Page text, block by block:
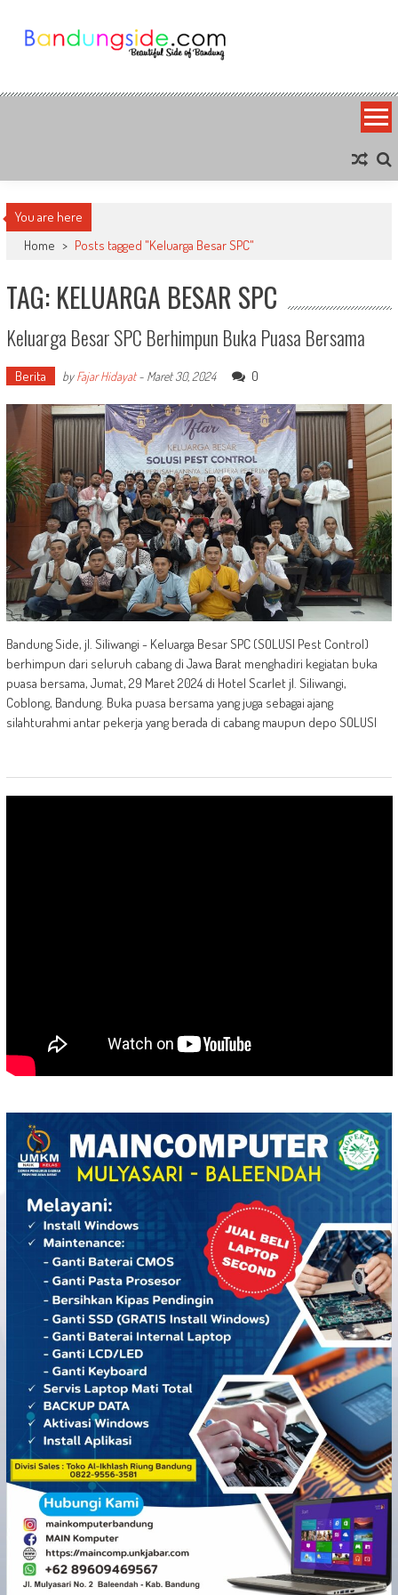
content
Bandung Side
You are here
Home > Posts tagged "Keluarga Besar SPC"
TAG: KELUARGA BESAR SPC
Keluarga Besar SPC Berhimpun Buka Puasa Bersama
Berita byFajar Hidayat- Maret 30, 2024 0
Bandung Side, jl. Siliwangi - Keluarga Besar SPC (SOLUSI Pest Control)
berhimpun dari seluruh cabang di Jawa Barat menghadiri kegiatan buka
puasa bersama, Jumat, 29 Maret 2024 di Hotel Scarlet jl. Siliwangi,
Coblong, Bandung. Buka puasa bersama yang juga sebagai ajang
silahturahmi antar pekerja yang berada di cabang maupun depo SOLUSI